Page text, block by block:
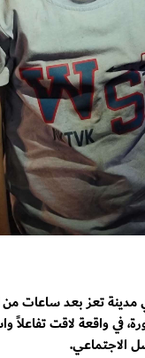
مدينة تعز بعد ساعات من
في واقعة لاقت تفاعلاً
الاجتماعي.